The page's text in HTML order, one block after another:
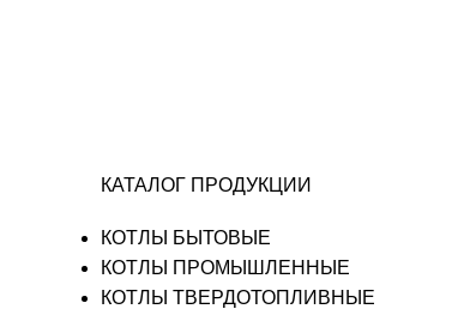
КАТАЛОГ ПРОДУКЦИИ
КОТЛЫ БЫТОВЫЕ
КОТЛЫ ПРОМЫШЛЕННЫЕ
КОТЛЫ ТВЕРДОТОПЛИВНЫЕ